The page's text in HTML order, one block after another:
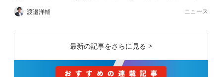
渡邉洋輔 ニュース
最新の記事をさらに見る >